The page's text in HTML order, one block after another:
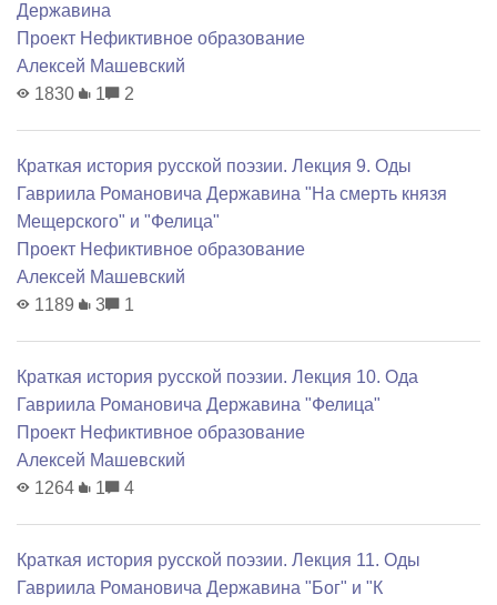
Державина
Проект Нефиктивное образование
Алексей Машевский
1830
1 2
Краткая история русской поэзии. Лекция 9. Оды
Гавриила Романовича Державина "На смерть князя
Мещерского" и "Фелица"
Проект Нефиктивное образование
Алексей Машевский
1189
3 1
Краткая история русской поэзии. Лекция 10. Ода
Гавриила Романовича Державина "Фелица"
Проект Нефиктивное образование
Алексей Машевский
1264
1 4
Краткая история русской поэзии. Лекция 11. Оды
Гавриила Романовича Державина "Бог" и "К